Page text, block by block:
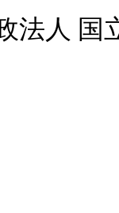
法人 国